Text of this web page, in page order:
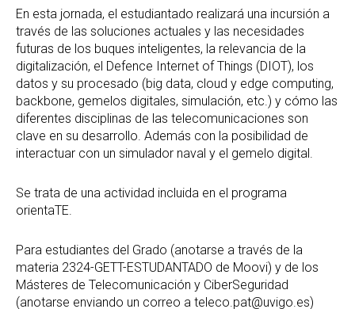
En esta jornada, el estudiantado realizará una incursión a
través de las soluciones actuales y las necesidades
futuras de los buques inteligentes, la relevancia de la
digitalización, el Defence Internet of Things (DIOT), los
datos y su procesado (big data, cloud y edge computing,
backbone, gemelos digitales, simulación, etc.) y cómo las
diferentes disciplinas de las telecomunicaciones son
clave en su desarrollo. Además con la posibilidad de
interactuar con un simulador naval y el gemelo digital.
Se trata de una actividad incluida en el programa
orientaTE.
Para estudiantes del Grado (anotarse a través de la
materia 2324-GETT-ESTUDANTADO de Moovi) y de los
Másteres de Telecomunicación y CiberSeguridad
(anotarse enviando un correo a teleco.pat@uvigo.es)